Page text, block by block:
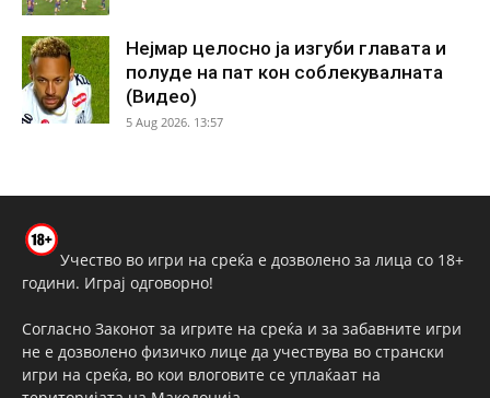
Нејмар целосно ја изгуби главата и
полуде на пат кон соблекувалната
(Видео)
5 Aug 2026. 13:57
Учество во игри на среќа е дозволено за лица со 18+
години. Играј одговорно!
Согласно Законот за игрите на среќа и за забавните игри
не е дозволено физичко лице да учествува во странски
игри на среќа, во кои влоговите се уплаќаат на